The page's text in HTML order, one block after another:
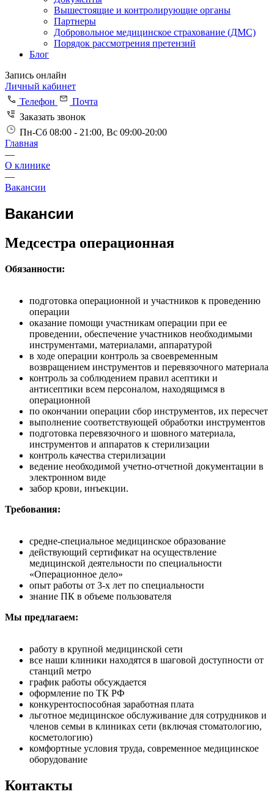
Вышестоящие и контролирующие органы
Партнеры
Добровольное медицинское страхование (ДМС)
Порядок рассмотрения претензий
Блог
Запись онлайн
Личный кабинет
Телефон
Почта
Заказать звонок
Пн-Сб 08:00 - 21:00, Вс 09:00-20:00
Главная
—
О клинике
—
Вакансии
Вакансии
Медсестра операционная
Обязанности:
подготовка операционной и участников к проведению
операции
оказание помощи участникам операции при ее
проведении, обеспечение участников необходимыми
инструментами, материалами, аппаратурой
в ходе операции контроль за своевременным
возвращением инструментов и перевязочного материала
контроль за соблюдением правил асептики и
антисептики всем персоналом, находящимся в
операционной
по окончании операции сбор инструментов, их пересчет
выполнение соответствующей обработки инструментов
подготовка перевязочного и шовного материала,
инструментов и аппаратов к стерилизации
контроль качества стерилизации
ведение необходимой учетно-отчетной документации в
электронном виде
забор крови, инъекции.
Требования:
средне-специальное медицинское образование
действующий сертификат на осуществление
медицинской деятельности по специальности
«Операционное дело»
опыт работы от 3-х лет по специальности
знание ПК в объеме пользователя
Мы предлагаем:
работу в крупной медицинской сети
все наши клиники находятся в шаговой доступности от
станций метро
график работы обсуждается
оформление по ТК РФ
конкурентоспособная заработная плата
льготное медицинское обслуживание для сотрудников и
членов семьи в клиниках сети (включая стоматологию,
косметологию)
комфортные условия труда, современное медицинское
оборудование
Контакты